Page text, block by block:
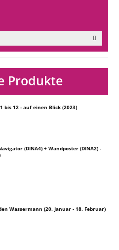
Produkte
bis 12 - auf einen Blick (2023)
(DINA4) + Wandposter (DINA2) -
Wassermann (20. Januar - 18. Februar)